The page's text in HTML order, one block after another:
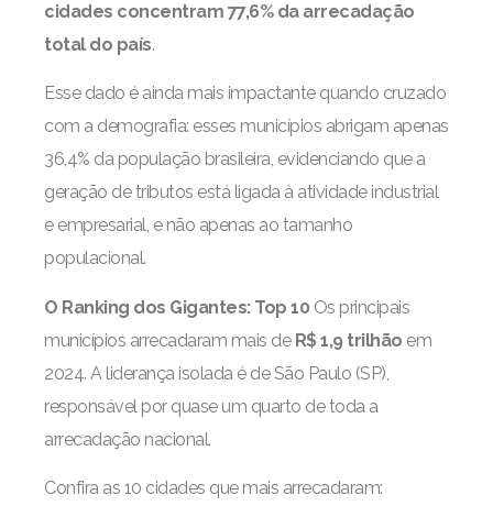
cidades concentram 77,6% da arrecadação
total do país.
Esse dado é ainda mais impactante quando cruzado
com a demografia: esses municípios abrigam apenas
36,4% da população brasileira, evidenciando que a
geração de tributos está ligada à atividade industrial
e empresarial, e não apenas ao tamanho
populacional.
O Ranking dos Gigantes: Top 10 Os principais
municípios arrecadaram mais de R$ 1,9 trilhão em
2024. A liderança isolada é de São Paulo (SP),
responsável por quase um quarto de toda a
arrecadação nacional.
Confira as 10 cidades que mais arrecadaram: